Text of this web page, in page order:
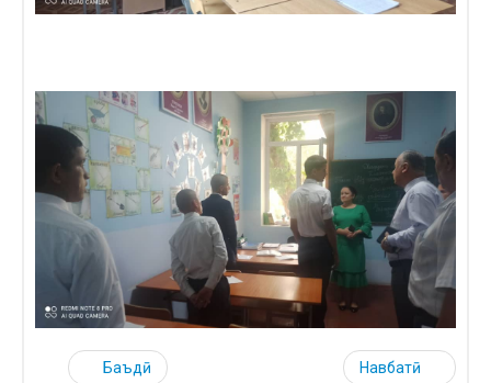
Баъдӣ Навбатӣ